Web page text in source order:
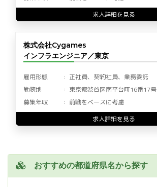
求人詳細を見る
株式会社Cygames
インフラエンジニア／東京
雇用形態
正社員、契約社員、業務委託
勤務地
東京都渋谷区南平台町16番17号
募集年収
前職をベースに考慮
求人詳細を見る
おすすめの都道府県名から探す